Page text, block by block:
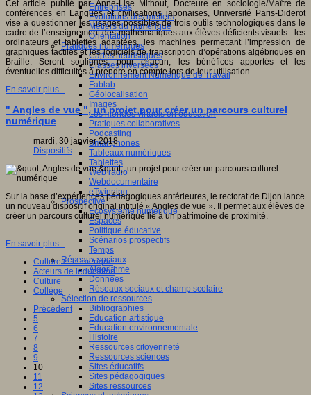
Entreprises
Evolutions des métiers
Métiers du numérique
Orientation
Pratiques numériques
Cartes heuristiques
Classes inversées
Environnement Numérique de Travail
Fablab
Géolocalisation
Images
Les mondes virtuels en éducation
Pratiques collaboratives
Podcasting
Smartphones
Tableaux numériques
Tablettes
Web radio
Webdocumentaire
eTwinning
Prospective
Ecosystème numérique
Espaces
Politique éducative
Scénarios prospectifs
Temps
Réseaux sociaux
Algorithme
Données
Réseaux sociaux et champ scolaire
Sélection de ressources
Bibliographies
Education artistique
Education environnementale
Histoire
Ressources citoyenneté
Ressources sciences
Sites éducatifs
Sites pédagogiques
Sites ressources
Cet article publié par Anne-Lise Mithout, Docteure en sociologie/Maître de
conférences en Langues et civilisations japonaises, Université Paris-Diderot
vise à questionner les usages possibles de trois outils technologiques dans le
cadre de l’enseignement des mathématiques aux élèves déficients visuels : les
ordinateurs et tablettes adaptées, les machines permettant l’impression de
graphiques tactiles et les logiciels de transcription d’opérations algébriques en
Braille. Seront soulignés, pour chacun, les bénéfices apportés et les
éventuelles difficultés à prendre en compte lors de leur utilisation.
En savoir plus...
" Angles de vue ", un projet pour créer un parcours culturel
numérique
mardi, 30 janvier 2018
Dispositifs
Sur la base d’expériences pédagogiques antérieures, le rectorat de Dijon lance
un nouveau dispositif original intitulé « Angles de vue ». Il permet aux élèves de
créer un parcours culturel numérique lié à un patrimoine de proximité.
En savoir plus...
Culture et numérique
Acteurs de leducation
Culture
Collège
Précédent
5
6
7
8
9
10
11
12